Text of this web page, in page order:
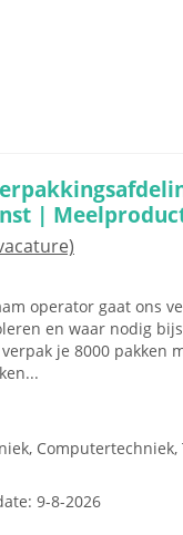
|
operator gaat ons
en waar nodig
je 8000 pakken
Computertechniek,
9-8-2026